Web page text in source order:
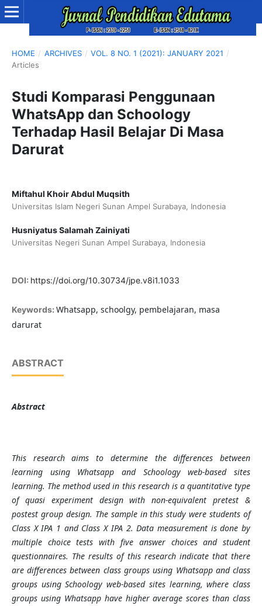
HOME / ARCHIVES / VOL. 8 NO. 1 (2021): JANUARY 2021 /
Articles
Studi Komparasi Penggunaan
WhatsApp dan Schoology
Terhadap Hasil Belajar Di Masa
Darurat
Miftahul Khoir Abdul Muqsith
Universitas Islam Negeri Sunan Ampel Surabaya, Indonesia
Husniyatus Salamah Zainiyati
Universitas Negeri Sunan Ampel Surabaya, Indonesia
DOI: https://doi.org/10.30734/jpe.v8i1.1033
Keywords: Whatsapp, schoolgy, pembelajaran, masa
darurat
ABSTRACT
Abstract
This researchaims to determine the differences between
learning using Whatsapp and Schoology web-based sites
learning. The method used in this research is a quantitative type
of quasi experimentdesign with non-equivalent pretest &
postest group design. The sample in this study were students of
Class XIPA 1 and Class XIPA2. Data measurement is done by
multiple choice tests with five answer choices and student
questionnaires. The results of this research indicate that there
are differences between class groups using Whatsapp and class
groups usingSchoology web-based sites learning, where class
groups using Whatsapp have higher average scores than class